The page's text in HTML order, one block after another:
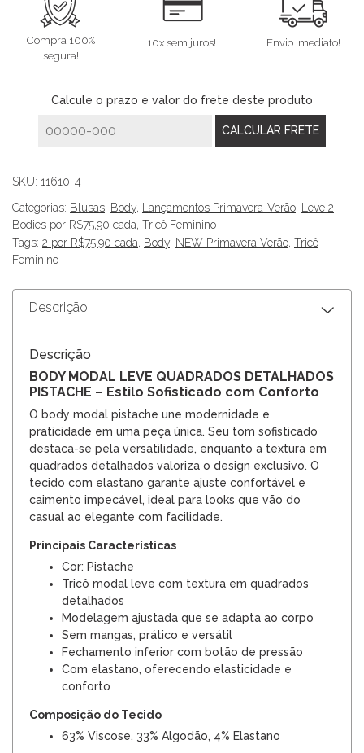
Compra 100%
segura!
10x sem juros! Envio imediato!
Calcule o prazo e valor do frete deste produto
SKU: 11610-4
Categorias: Blusas, Body, Lançamentos Primavera-Verão, Leve 2
Bodies por R$75,90 cada, Tricô Feminino
Tags: 2 por R$75.90 cada, Body, NEW Primavera Verão, Tricô
Feminino
Descrição
Descrição
BODY MODAL LEVE QUADRADOS DETALHADOS
PISTACHE – Estilo Sofisticado com Conforto
O body modal pistache une modernidade e
praticidade em uma peça única. Seu tom sofisticado
destaca-se pela versatilidade, enquanto a textura em
quadrados detalhados valoriza o design exclusivo. O
tecido com elastano garante ajuste confortável e
caimento impecável, ideal para looks que vão do
casual ao elegante com facilidade.
Principais Características
Cor: Pistache
Tricô modal leve com textura em quadrados
detalhados
Modelagem ajustada que se adapta ao corpo
Sem mangas, prático e versátil
Fechamento inferior com botão de pressão
Com elastano, oferecendo elasticidade e
conforto
Composição do Tecido
63% Viscose, 33% Algodão, 4% Elastano